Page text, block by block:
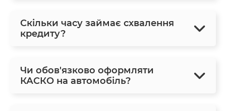
Скільки часу займає схвалення
кредиту?
Чи обов'язково оформляти
КАСКО на автомобіль?